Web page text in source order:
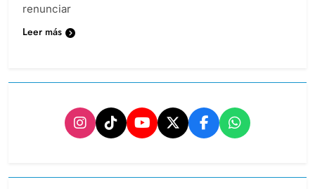
renunciar
Leer más